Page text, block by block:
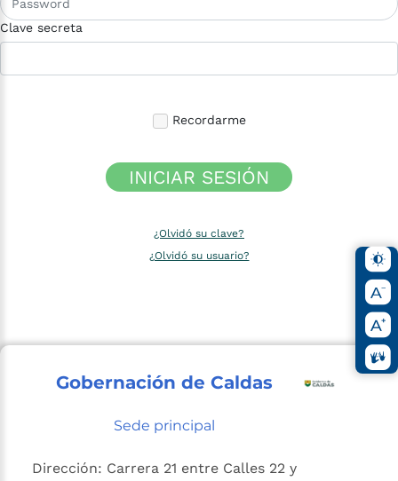
Clave secreta
Recordarme
INICIAR SESIÓN
¿Olvidó su clave?
¿Olvidó su usuario?
Gobernación de Caldas
Sede principal
Dirección: Carrera 21 entre Calles 22 y